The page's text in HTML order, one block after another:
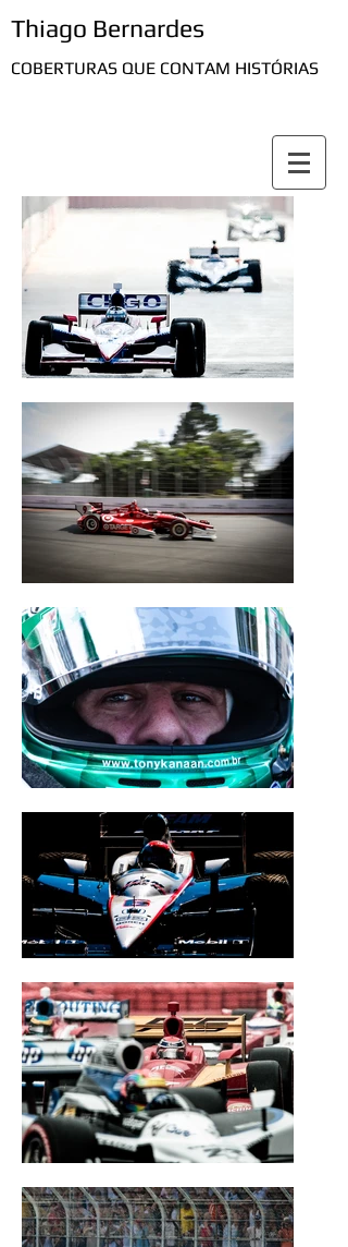
Thiago Bernardes
COBERTURAS QUE CONTAM HISTÓRIAS